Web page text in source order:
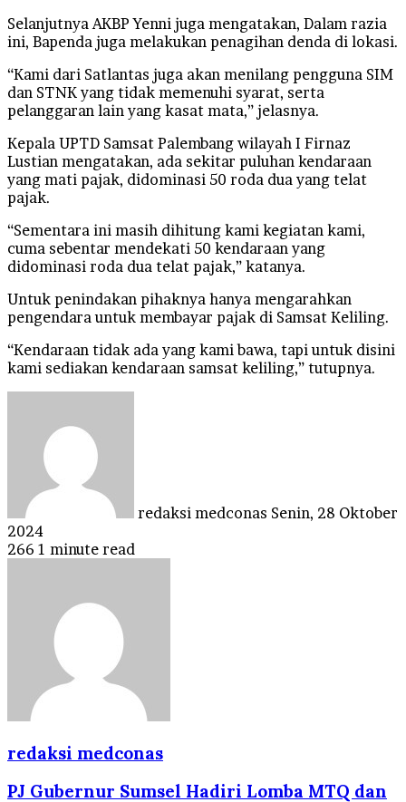
Selanjutnya AKBP Yenni juga mengatakan, Dalam razia
ini, Bapenda juga melakukan penagihan denda di lokasi.
“Kami dari Satlantas juga akan menilang pengguna SIM
dan STNK yang tidak memenuhi syarat, serta
pelanggaran lain yang kasat mata,” jelasnya.
Kepala UPTD Samsat Palembang wilayah I Firnaz
Lustian mengatakan, ada sekitar puluhan kendaraan
yang mati pajak, didominasi 50 roda dua yang telat
pajak.
“Sementara ini masih dihitung kami kegiatan kami,
cuma sebentar mendekati 50 kendaraan yang
didominasi roda dua telat pajak,” katanya.
Untuk penindakan pihaknya hanya mengarahkan
pengendara untuk membayar pajak di Samsat Keliling.
“Kendaraan tidak ada yang kami bawa, tapi untuk disini
kami sediakan kendaraan samsat keliling,” tutupnya.
redaksi medconas Senin, 28 Oktober
2024
266 1 minute read
redaksi medconas
PJ Gubernur Sumsel Hadiri Lomba MTQ dan